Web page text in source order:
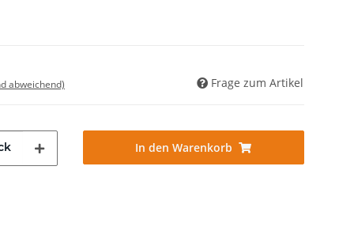
abweichend) Frage zum Artikel
In den Warenkorb